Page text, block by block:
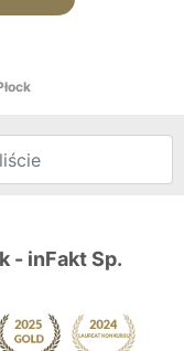
- inFakt Sp.